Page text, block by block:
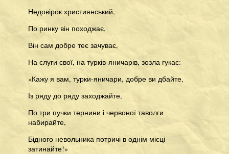
Недовірок християнський,
По ринку він походжає,
Він сам добре теє зачуває,
На слуги свої, на турків-яничарів, зозла гукає:
«Кажу я вам, турки-яничари, добре ви дбайте,
Із ряду до ряду заходжайте,
По три пучки тернини і червоної таволги
набирайте,
Бідного невольника потричі в однім місці
затинайте!»